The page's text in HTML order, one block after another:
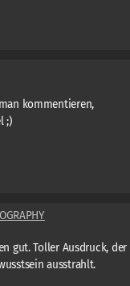
kommentieren,
;)
gut. Toller Ausdruck, der
ausstrahlt.